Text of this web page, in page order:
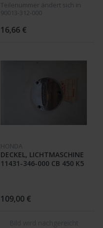
Teilenummer ändert sich in
90013-312-000
16,66 €
HONDA
DECKEL, LICHTMASCHINE
11431-346-000 CB 450 K5
109,00 €